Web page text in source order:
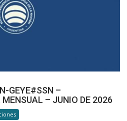
GEYE#SSN –
– JUNIO DE 2026